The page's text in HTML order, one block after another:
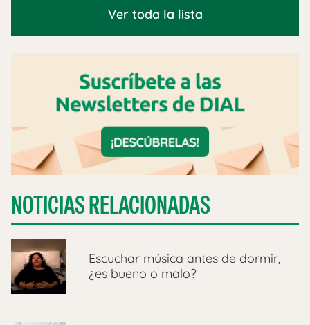
Ver toda la lista
NOTICIAS RELACIONADAS
Escuchar música antes de dormir,
¿es bueno o malo?